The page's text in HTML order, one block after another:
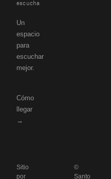
escucha
Un
espacio
para
escuchar
mejor.
Cómo
llegar
→
Sitio
por
©
Santo